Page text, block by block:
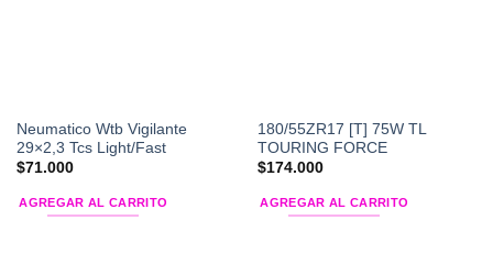
Neumatico Wtb Vigilante
29×2,3 Tcs Light/Fast
$71.000
AGREGAR AL CARRITO
180/55ZR17 [T] 75W TL
TOURING FORCE
$174.000
AGREGAR AL CARRITO